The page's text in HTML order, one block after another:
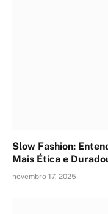
Slow Fashion:
Mais Ética e
novembro 17, 2025